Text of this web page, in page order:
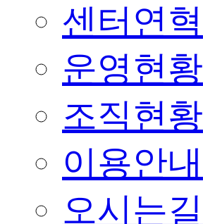
센터연혁
운영현황
조직현황
이용안내
오시는길